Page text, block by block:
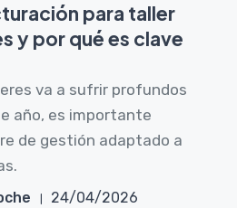
para taller
y por qué es clave
va a sufrir profundos
año, es importante
de gestión adaptado a
24/04/2026